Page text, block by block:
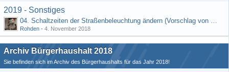
2019 - Sonstiges
04. Schaltzeiten der Straßenbeleuchtung ändern (Vorschlag von Hermann Rädiker 01.07.2018)
Rohden - 4. November 2018
Archiv Bürgerhaushalt 2018
Sie befinden sich im Archiv des Bürgerhaushalts für das Jahr 2018!